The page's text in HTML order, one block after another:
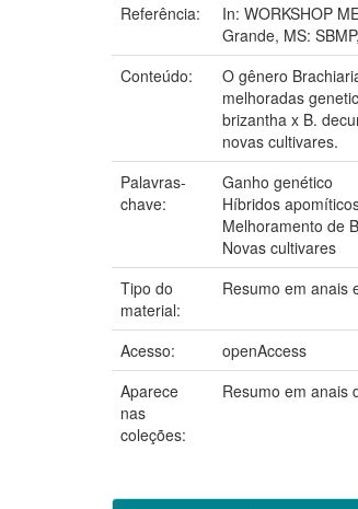
Referência:
In: WORKSHOP
Grande, MS:
Conteúdo:
O gênero
melhoradas
brizantha x B.
novas cultivares.
Palavras-
chave:
Ganho genético
Híbridos
Melhoramento de
Novas cultivares
Tipo do
material:
Resumo em anais
Acesso:
openAccess
Aparece
nas
coleções:
Resumo em anais